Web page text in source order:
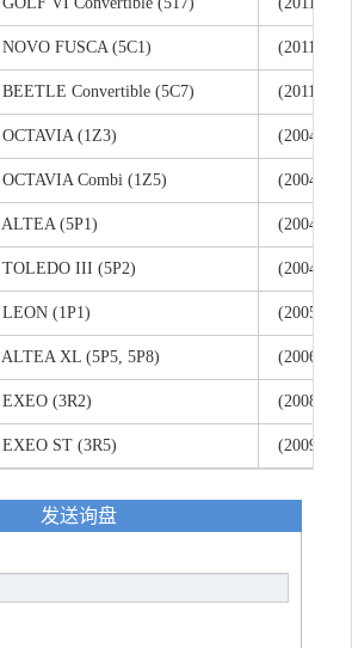
NOVO FUSCA (5C1) (2011/04
BEETLE Convertible (5C7) (2011/12
OCTAVIA (1Z3) (2004/02
OCTAVIA Combi (1Z5) (2004/02
ALTEA (5P1) (2004/03
TOLEDO III (5P2) (2004/04
LEON (1P1) (2005/05
ALTEA XL (5P5, 5P8) (2006/10
EXEO (3R2) (2008/12
EXEO ST (3R5) (2009/05
发送询盘